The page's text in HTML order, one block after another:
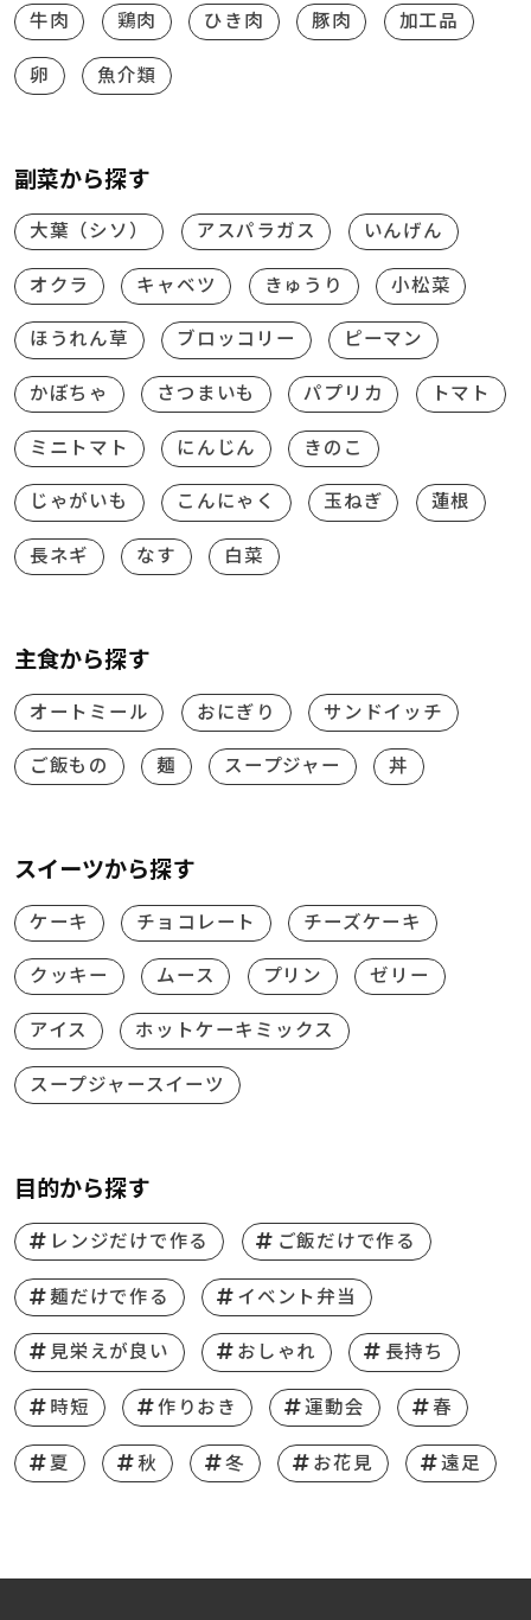
牛肉 鶏肉 ひき肉 豚肉 加工品
卵 魚介類
副菜から探す
大葉（シソ） アスパラガス いんげん
オクラ キャベツ きゅうり 小松菜
ほうれん草 ブロッコリー ピーマン
かぼちゃ さつまいも パプリカ トマト
ミニトマト にんじん きのこ
じゃがいも こんにゃく 玉ねぎ 蓮根
長ネギ なす 白菜
主食から探す
オートミール おにぎり サンドイッチ
ご飯もの 麺 スープジャー 丼
スイーツから探す
ケーキ チョコレート チーズケーキ
クッキー ムース プリン ゼリー
アイス ホットケーキミックス
スープジャースイーツ
目的から探す
レンジだけで作る ご飯だけで作る
麺だけで作る イベント弁当
見栄えが良い おしゃれ 長持ち
時短 作りおき 運動会 春
夏 秋 冬 お花見 遠足